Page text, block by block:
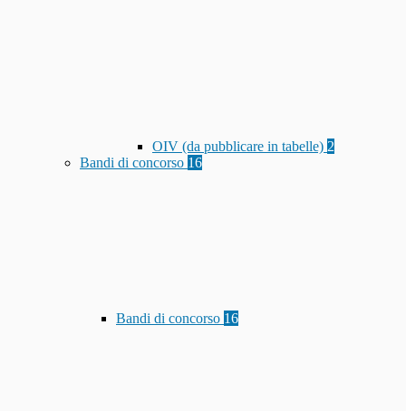
OIV (da pubblicare in tabelle) 2
Bandi di concorso 16
Bandi di concorso 16